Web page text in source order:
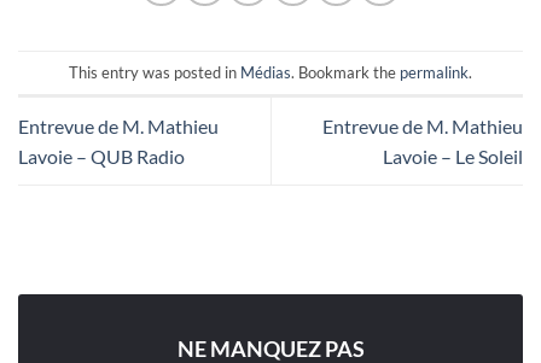
This entry was posted in Médias. Bookmark the permalink.
Entrevue de M. Mathieu
Lavoie – QUB Radio
Entrevue de M. Mathieu
Lavoie – Le Soleil
NE MANQUEZ PAS